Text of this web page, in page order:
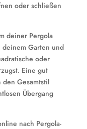
oder schließen
deiner Pergola
deinem Garten und
oder
Eine gut
den Gesamtstil
Übergang
nach Pergola-